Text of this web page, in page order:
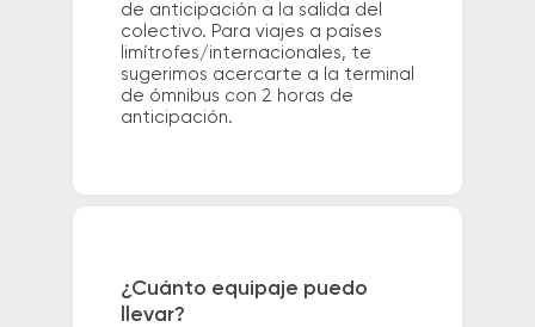
de anticipación a la salida del
colectivo. Para viajes a países
limítrofes/internacionales, te
sugerimos acercarte a la terminal
de ómnibus con 2 horas de
anticipación.
¿Cuánto equipaje puedo
llevar?